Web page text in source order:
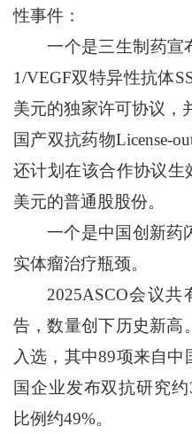
性事件：
一个是三生制药宣
1/VEGF双特异性抗体
美元的独家许可协议，
国产双抗药物License-
还计划在该合作协议生
美元的普通股股份。
一个是中国创新药
实体瘤治疗瓶颈。
2025ASCO会议共
告，数量创下历史新高
入选，其中89项来自中
国企业发布双抗研究
比例约49%。